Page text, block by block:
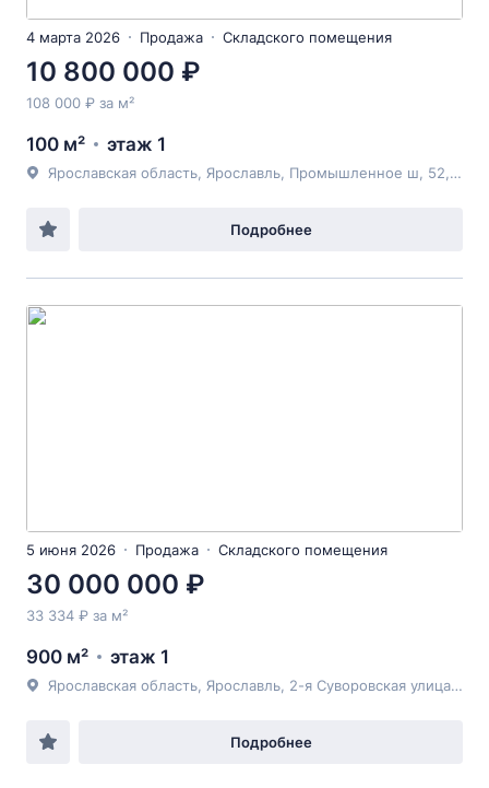
4 марта 2026 Продажа Складского помещения
10 800 000 ₽
108 000 ₽ за м²
100 м² этаж 1
Ярославская область, Ярославль, Промышленное ш, 52, литера1
Подробнее
5 июня 2026 Продажа Складского помещения
30 000 000 ₽
33 334 ₽ за м²
900 м² этаж 1
Ярославская область, Ярославль, 2-я Суворовская улица, д.9а
Подробнее